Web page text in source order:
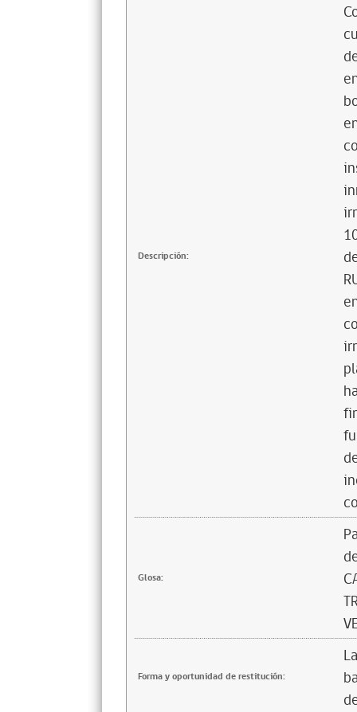
Descripción:
Glosa:
Forma y oportunidad de restitución: